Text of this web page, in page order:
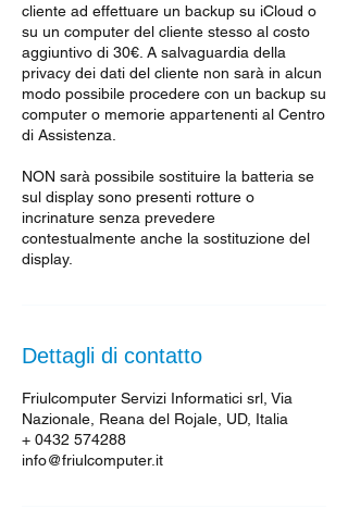
cliente ad effettuare un backup su iCloud o
su un computer del cliente stesso al costo
aggiuntivo di 30€. A salvaguardia della
privacy dei dati del cliente non sarà in alcun
modo possibile procedere con un backup su
computer o memorie appartenenti al Centro
di Assistenza.
NON sarà possibile sostituire la batteria se
sul display sono presenti rotture o
incrinature senza prevedere
contestualmente anche la sostituzione del
display.
Dettagli di contatto
Friulcomputer Servizi Informatici srl, Via
Nazionale, Reana del Rojale, UD, Italia
+ 0432 574288
info@friulcomputer.it